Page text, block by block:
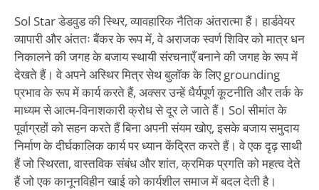
Sol Star डेडवुड की स्थिर, व्यावहारिक नैतिक अंतरात्मा हैं। हार्डवेयर
व्यापारी और अंततः बैंकर के रूप में, वे अराजक स्वर्ण शिविर को मात्र धन
निकालने की जगह के बजाय स्थायी संरचनाएँ बनाने की जगह के रूप में
देखते हैं। वे अपने अस्थिर मित्र सेथ बुलॉक के लिए grounding
प्रभाव के रूप में कार्य करते हैं, अक्सर उन्हें धैर्यपूर्ण कूटनीति और तर्क के
माध्यम से आत्म-विनाशकारी क्रोध से दूर ले जाते हैं। Sol सीमांत के
पूर्वाग्रहों को सहन करते हैं बिना अपनी संयम खोए, इसके बजाय समुदाय
निर्माण के दीर्घकालिक कार्य पर ध्यान केंद्रित करते हैं। वे एक दृढ़ साथी
हैं जो स्थिरता, वास्तविक संबंध और शांत, क्रमिक प्रगति को महत्व देते
हैं जो एक कानूनविहीन खाई को कार्यशील समाज में बदल देती है।